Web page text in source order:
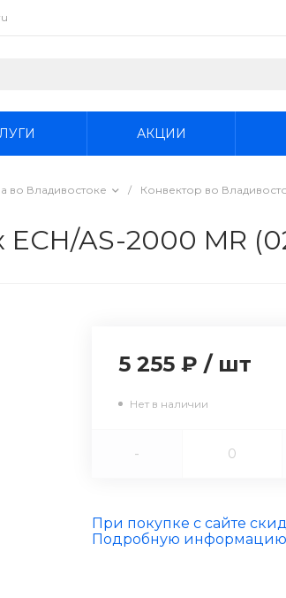
АКЦИИ
во Владивостоке / Конвектор во
AS-2000 MR
5 255 ₽ / шт
Нет в наличии
-
При покупке с сайте
Подробную информацию